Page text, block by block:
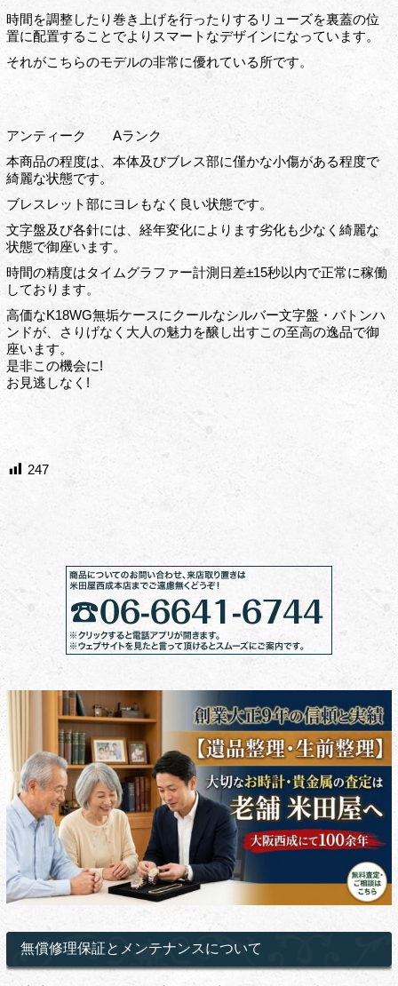
時間を調整したり巻き上げを行ったりするリューズを裏蓋の位
置に配置することでよりスマートなデザインになっています。
それがこちらのモデルの非常に優れている所です。
アンティーク Aランク
本商品の程度は、本体及びブレス部に僅かな小傷がある程度で
綺麗な状態です。
ブレスレット部にヨレもなく良い状態です。
文字盤及び各針には、経年変化によります劣化も少なく綺麗な
状態で御座います。
時間の精度はタイムグラファー計測日差±15秒以内で正常に稼働
しております。
高価なK18WG無垢ケースにクールなシルバー文字盤・バトンハ
ンドが、さりげなく大人の魅力を醸し出すこの至高の逸品で御
座います。
是非この機会に!
お見逃しなく!
247
無償修理保証とメンテナンスについて